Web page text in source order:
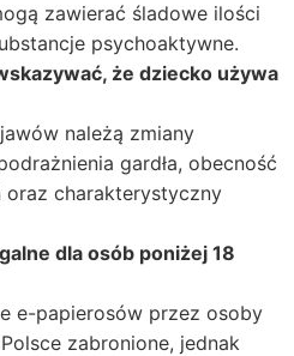
zawierać śladowe ilości
psychoaktywne.
że dziecko używa
należą zmiany
gardła, obecność
oraz charakterystyczny
dla osób poniżej 18
e-papierosów przez osoby
zabronione, jednak